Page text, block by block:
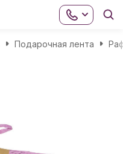
Подарочная лента